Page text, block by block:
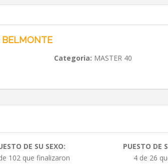
BELMONTE
Categoria: MASTER 40
DE SU SEXO:
102 que finalizaron
PUESTO DE
4 de 26